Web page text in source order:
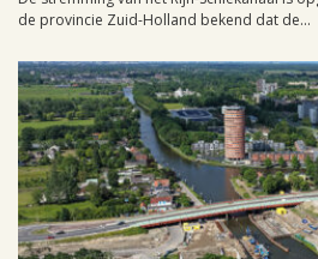
de provincie Zuid-Holland bekend dat de...